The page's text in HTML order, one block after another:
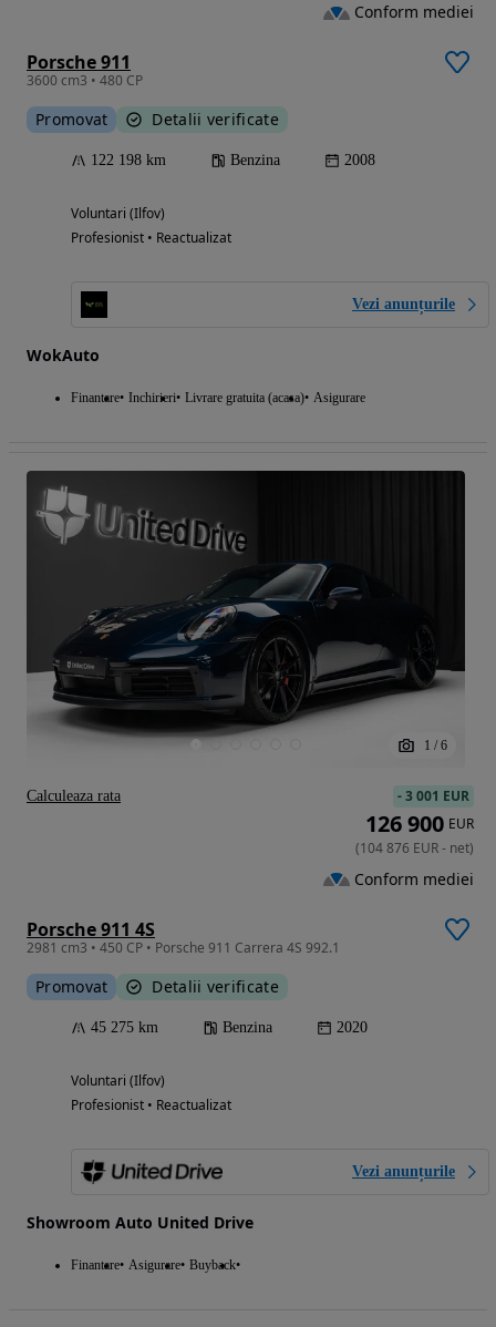
Porsche 911
3600 cm3 • 480 CP
Promovat Detalii verificate
122 198 km Benzina 2008
Voluntari (Ilfov)
Profesionist • Reactualizat
Vezi anunțurile
WokAuto
Finantare Inchirieri Livrare gratuita (acasa) Asigurare
Conform mediei
1 / 6
Porsche 911 4S
2981 cm3 • 450 CP • Porsche 911 Carrera 4S 992.1
Promovat Detalii verificate
45 275 km Benzina 2020
Voluntari (Ilfov)
Profesionist • Reactualizat
Vezi anunțurile
Showroom Auto United Drive
Finantare Asigurare Buyback
-3 001 EUR
126 900 EUR
(104 876 EUR- net)
Conform mediei
Calculeaza rata